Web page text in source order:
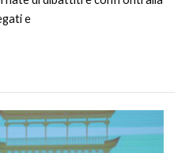
e